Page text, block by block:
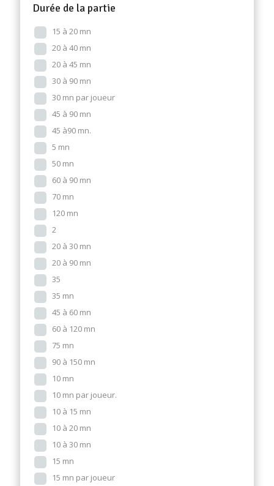
Durée de la partie
15 à 20 mn
20 à 40 mn
20 à 45 mn
30 à 90 mn
30 mn par joueur
45 à 90 mn
45 à90 mn.
5 mn
50 mn
60 à 90 mn
70 mn
120 mn
2
20 à 30 mn
20 à 90 mn
35
35 mn
45 à 60 mn
60 à 120 mn
75 mn
90 à 150 mn
10 mn
10 mn par joueur.
10 à 15 mn
10 à 20 mn
10 à 30 mn
15 mn
15 mn par joueur